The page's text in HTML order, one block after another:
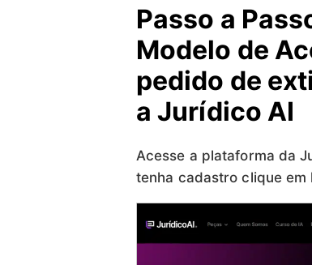
Passo a
Modelo de
pedido de
a Jurídico AI
Acesse a plataforma da
tenha cadastro clique em